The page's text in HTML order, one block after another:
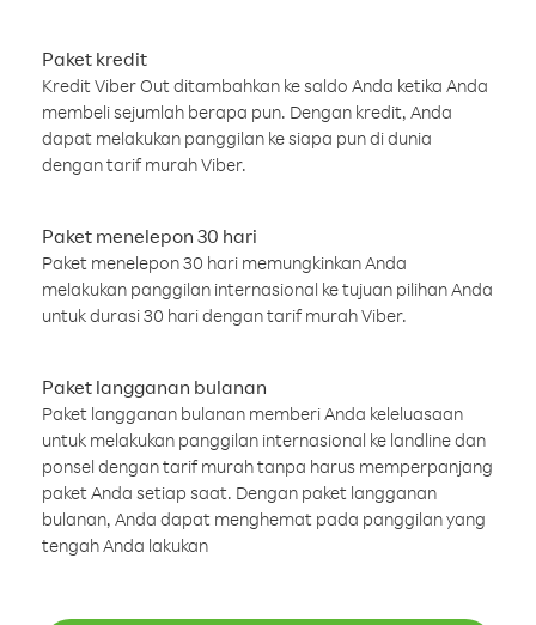
Paket kredit
Kredit Viber Out ditambahkan ke saldo Anda ketika Anda
membeli sejumlah berapa pun. Dengan kredit, Anda
dapat melakukan panggilan ke siapa pun di dunia
dengan tarif murah Viber.
Paket menelepon 30 hari
Paket menelepon 30 hari memungkinkan Anda
melakukan panggilan internasional ke tujuan pilihan Anda
untuk durasi 30 hari dengan tarif murah Viber.
Paket langganan bulanan
Paket langganan bulanan memberi Anda keleluasaan
untuk melakukan panggilan internasional ke landline dan
ponsel dengan tarif murah tanpa harus memperpanjang
paket Anda setiap saat. Dengan paket langganan
bulanan, Anda dapat menghemat pada panggilan yang
tengah Anda lakukan